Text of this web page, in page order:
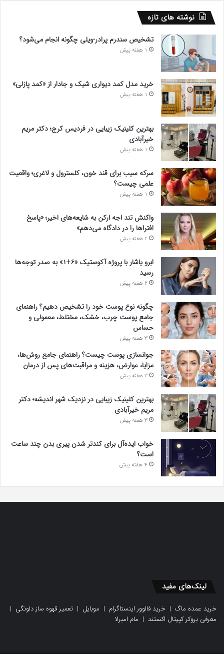
نوشته های تازه
تشخیص سندرم پرادر-ویلی چگونه انجام می‌شود؟
1 هفته پیش
خرید مدل کمد دیواری شیک و جادار از «کمد پازلی»
1 هفته پیش
بهترین کلینیک زیبایی در فردیس کرج؛ دکتر مریم
خیرآبادی
1 هفته پیش
سرکه سیب برای قند خون، کلسترول و لاغری؛ واقعیت
علمی چیست؟
1 هفته پیش
واکنش تند اجه ارکن به شایعه‌های اخیر؛ «پاسخ
افتراها را در دادگاه می‌دهم»
2 هفته پیش
ابرو یاشار با پروژه آکوستیک «۶+۱» به صدر توجه‌ها
رسید
2 هفته پیش
چگونه نوع پوست خود را تشخیص دهیم؟ راهنمای
جامع پوست چرب، خشک، مختلط، معمولی و
حساس
3 هفته پیش
جوانسازی پوست چیست؟ راهنمای جامع روش‌ها،
مزایا، عوارض، هزینه و مراقبت‌های پس از درمان
3 هفته پیش
بهترین کلینیک زیبایی در نزدیک شهر اندیشه؛ دکتر
مریم خیرآبادی
3 هفته پیش
خواب ایده‌آل برای کندتر شدن پیری بدن چند ساعت
است؟
4 هفته پیش
لینک‌های مفید
خرید عمده ماگ | خرید فالوور اینستاگرام | موبایل | تعمیر قهوه ساز دلونگی |
معرفی بروکر کپیتال اکستند | مام امبرلا